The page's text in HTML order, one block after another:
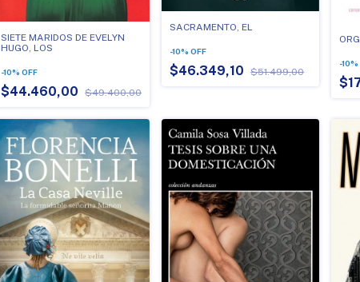
SIETE MARIDOS DE EVELYN
HUGO, LOS
-10% OFF
$44.460,00 $49.400,00
SACRAMENTO, EL
-10%OFF
$46.349,10 $51.499,00
-10%